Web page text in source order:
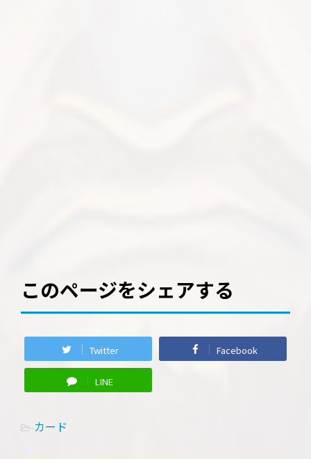
このページをシェアする
Twitter Facebook
LINE
-カード